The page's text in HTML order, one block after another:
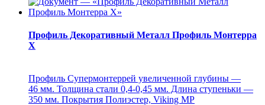
Профиль Декоративный Металл Профиль Монтерра
X
Профиль Супермонтеррей увеличенной глубины —
46 мм. Толщина стали 0,4-0,45 мм. Длина ступеньки ―
350 мм. Покрытия Полиэстер, Viking MP